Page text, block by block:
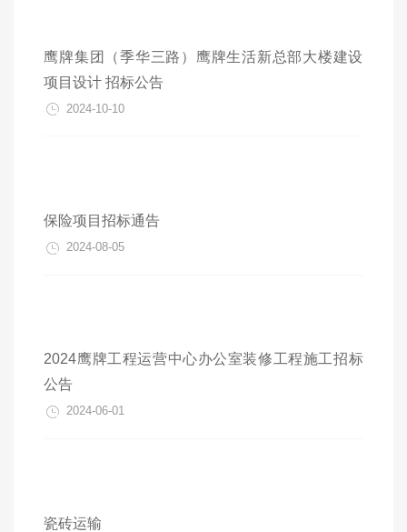
鹰牌集团（季华三路）鹰牌生活新总部大楼建设
项目设计 招标公告
2024-10-10
保险项目招标通告
2024-08-05
2024鹰牌工程运营中心办公室装修工程施工招标
公告
2024-06-01
瓷砖运输